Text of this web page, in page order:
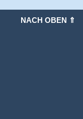
NACH OBEN ⇑